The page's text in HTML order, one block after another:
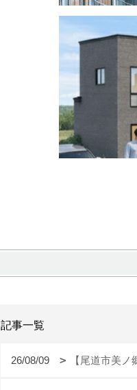
記事一覧
26/08/09 【尾道市美